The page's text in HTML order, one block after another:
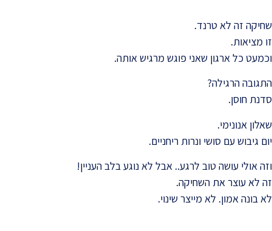
שחיקה זה לא טרנד.
זו מציאות.
וכמעט כל ארגון שאני פוגש מרגיש אותה.
התגובה הרגילה?
סדנת חוסן.
שאלון אנונימי.
יום גיבוש עם סושי ונרות ריחניים.
וזה אולי עושה טוב לרגע.. אבל לא נוגע בלב העניין!
זה לא עוצר את השחיקה.
לא בונה אמון. לא מייצר שינוי.